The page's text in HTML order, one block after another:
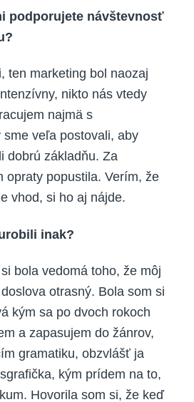
podporujete návštevnosť
ten marketing bol naozaj
nikto nás vtedy
najmä s
veľa postovali, aby
dobrú základňu. Za
opraty popustila. Verím, že
vhod, si ho aj nájde.
inak?
bola vedomá toho, že môj
otrasný. Bola som si
kým sa po dvoch rokoch
a zapasujem do žánrov,
gramatiku, obzvlášť ja
kým prídem na to,
Hovorila som si, že keď